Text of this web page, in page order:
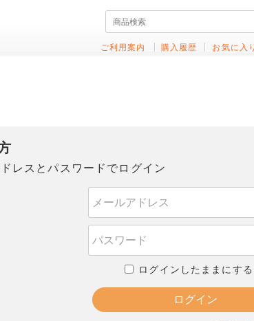
ご利用案内 購入履歴 お気に入り
レスとパスワードでログイン
ログインしたままにする
ログイン